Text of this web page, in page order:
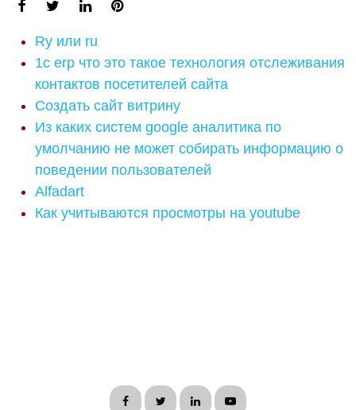
Ry или ru
1c erp что это такое технология отслеживания
контактов посетителей сайта
Создать сайт витрину
Из каких систем google аналитика по
умолчанию не может собирать информацию о
поведении пользователей
Alfadart
Как учитываются просмотры на youtube